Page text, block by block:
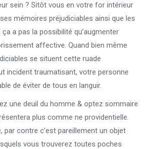
sein ? Sitôt vous en votre for intérieur
mémoires préjudiciables ainsi que les
a pas la possibilité qu’augmenter
affective. Quand bien même
se situent cette ruade
incident traumatisant, votre personne
de éviter de tous en languir.
une deuil du homme & optez sommaire
plus comme ne providentielle.
par contre c’est pareillement un objet
vous trouverez toutes poches